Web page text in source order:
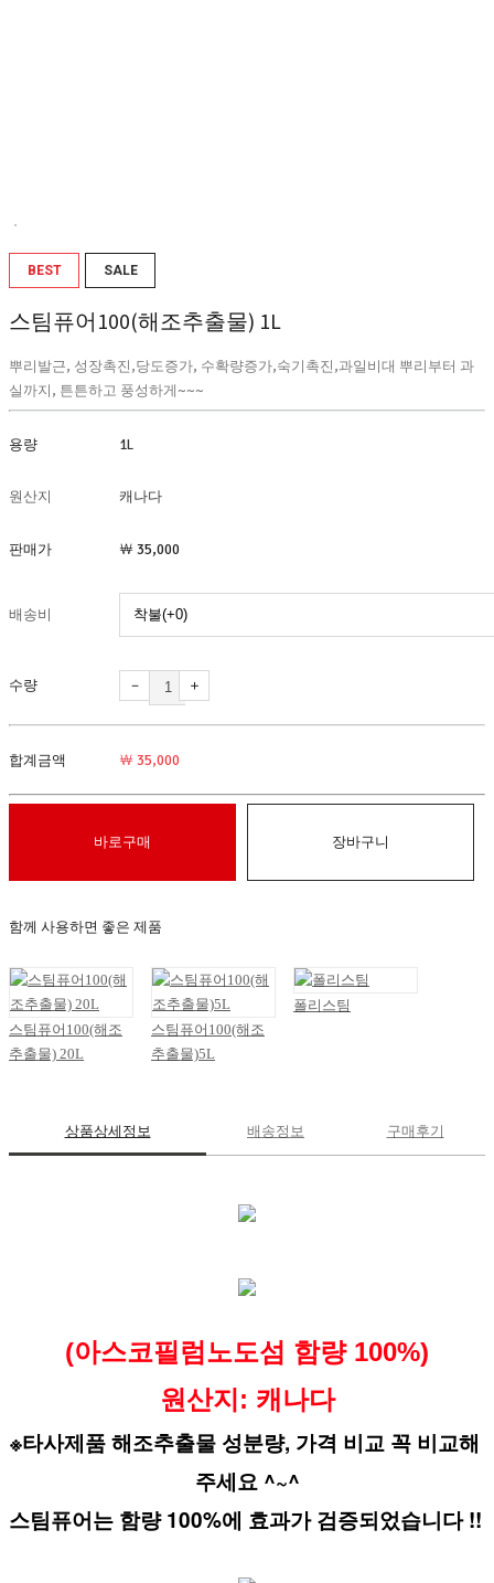
BEST SALE
스팀퓨어100(해조추출물) 1L
뿌리발근, 성장촉진,당도증가, 수확량증가,숙기촉진,과일비대 뿌리부터 과
실까지, 튼튼하고 풍성하게~~~
용량 1L
원산지 캐나다
판매가 ￦ 35,000
배송비
수량 － ＋
합계금액 ￦ 35,000
바로구매 장바구니
함께 사용하면 좋은 제품
스팀퓨어100(해조
추출물) 20L
스팀퓨어100(해조
추출물)5L
폴리스팀
상품상세정보 배송정보 구매후기
(아스코필럼노도섬 함량 100%)
원산지: 캐나다
※타사제품 해조추출물 성분량, 가격 비교 꼭 비교해
주세요 ^~^